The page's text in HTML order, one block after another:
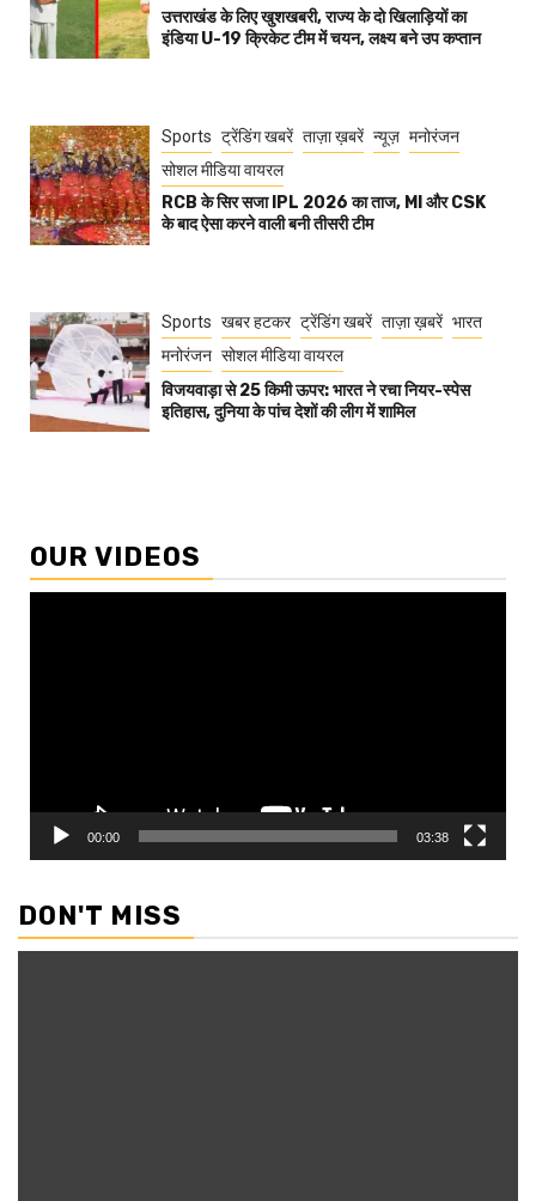
उत्तराखंड के लिए खुशखबरी, राज्य के दो खिलाड़ियों का
इंडिया U-19 क्रिकेट टीम में चयन, लक्ष्य बने उप कप्तान
Sports ट्रेंडिंग खबरें ताज़ा ख़बरें न्यूज़ मनोरंजन
सोशल मीडिया वायरल
RCB के सिर सजा IPL 2026 का ताज, MI और CSK
के बाद ऐसा करने वाली बनी तीसरी टीम
Sports खबर हटकर ट्रेंडिंग खबरें ताज़ा ख़बरें भारत
मनोरंजन सोशल मीडिया वायरल
विजयवाड़ा से 25 किमी ऊपर: भारत ने रचा नियर-स्पेस
इतिहास, दुनिया के पांच देशों की लीग में शामिल
OUR VIDEOS
00:00 03:38
DON'T MISS